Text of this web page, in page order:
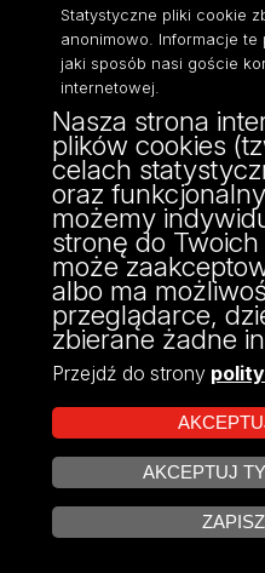
FacebookInstagramLinkedIn
Spotify Podcast
Wydziały i Jednostki
Wydział Biologii i Ochrony
Środowiska
Wydział Chemii
Wydział Ekonomiczno-
Socjologiczny
Wydział Filologiczny
Wydział Filozoficzno-
Historyczny
Wydział Fizyki i Informatyki
Stosowanej
Wydział Matematyki i
Informatyki
Wydział Nauk
Statystyczne pliki cookie
anonimowo. Informacje te
jaki sposób nasi goście
internetowej.
Nasza strona
plików cookies
celach
oraz
możemy
stronę do
może
albo ma
przeglądarce,
zbierane żadne
Przejdź do strony
AKCEPTUJ